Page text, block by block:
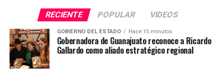
RECIENTE POPULAR VIDEOS
GOBIERNO DEL ESTADO Hace 15 minutos
Gobernadora de Guanajuato reconoce a Ricardo
Gallardo como aliado estratégico regional